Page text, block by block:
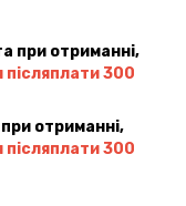
при отриманні,
післяплати 300
отриманні,
післяплати 300